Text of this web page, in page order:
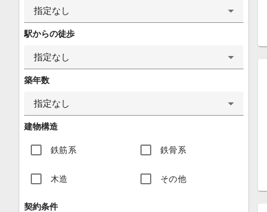
指定なし
駅からの徒歩
指定なし
築年数
指定なし
建物構造
鉄筋系 鉄骨系
木造 その他
契約条件